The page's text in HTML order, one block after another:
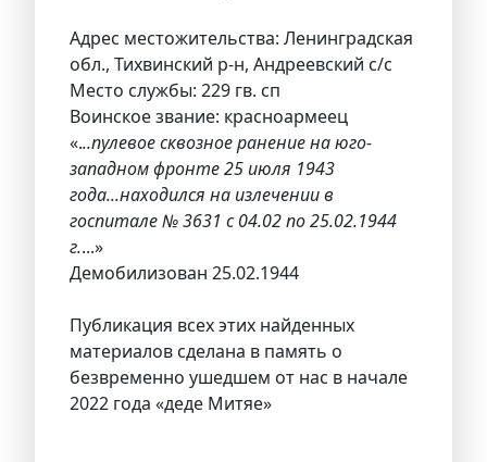
Адрес местожительства: Ленинградская
обл., Тихвинский р-н, Андреевский с/с
Место службы: 229 гв. сп
Воинское звание: красноармеец
«...пулевое сквозное ранение на юго-
западном фронте 25 июля 1943
года...находился на излечении в
госпитале № 3631 с 04.02 по 25.02.1944
г....»
Демобилизован 25.02.1944
Публикация всех этих найденных
материалов сделана в память о
безвременно ушедшем от нас в начале
2022 года «деде Митяе»